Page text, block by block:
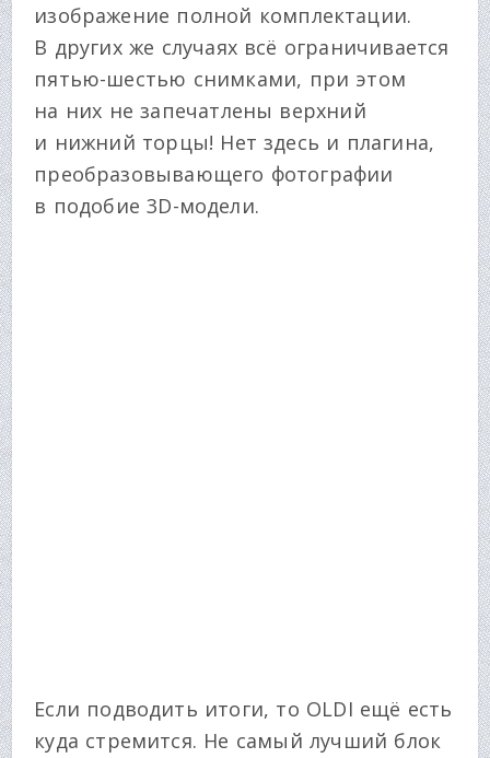
изображение полной комплектации.
В других же случаях всё ограничивается
пятью-шестью снимками, при этом
на них не запечатлены верхний
и нижний торцы! Нет здесь и плагина,
преобразовывающего фотографии
в подобие 3D-модели.
Если подводить итоги, то OLDI ещё есть
куда стремится. Не самый лучший блок